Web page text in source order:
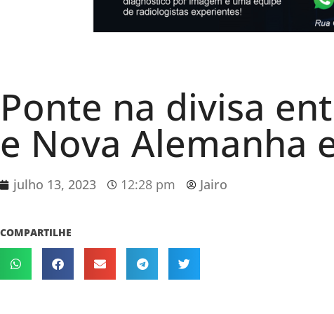
Ponte na divisa
e Nova Alemanha
julho 13, 2023 12:28 pm Jairo
COMPARTILHE